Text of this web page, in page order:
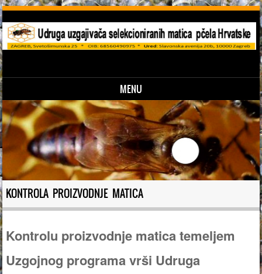
MENU
Skip to content
KONTROLA PROIZVODNJE MATICA
Kontrolu proizvodnje matica temeljem
Uzgojnog programa vrši Udruga